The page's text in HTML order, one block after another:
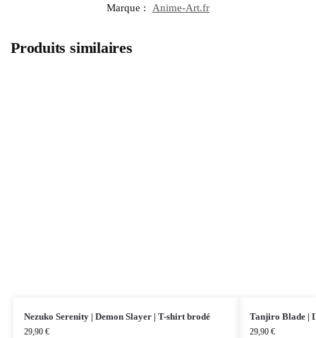
Marque :
Anime-Art.fr
Produits similaires
Nezuko Serenity | Demon Slayer | T-shirt brodé
29,90 €
Tanjiro Blade |
29,90 €